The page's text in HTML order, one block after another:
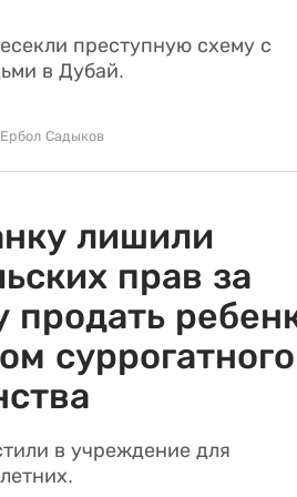
преступную схему с
в Дубай.
Ербол Садыков
лишили
прав за
продать
суррогатного
в учреждение для